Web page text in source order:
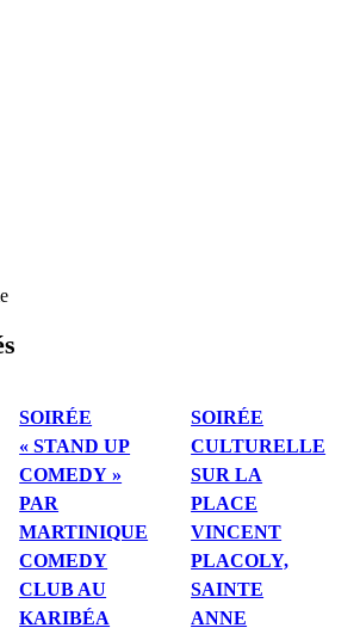
SOIRÉE
« STAND UP
COMEDY »
PAR
MARTINIQUE
COMEDY
CLUB AU
KARIBÉA
SOIRÉE
CULTURELLE
SUR LA
PLACE
VINCENT
PLACOLY,
SAINTE
ANNE